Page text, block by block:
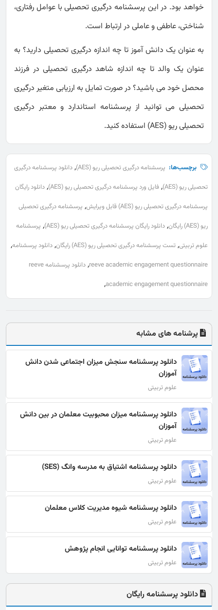
خواهد بود. در این پرسشنامه درگیری تحصیلی با عوامل رفتاری،
شناختی، عاطفی و عاملی در ارتباط است.
به عنوان یک دانش آموز تا چه اندازه درگیری تحصیلی دارید؟ به
عنوان یک والد تا چه اندازه شاهد درگیری تحصیلی در فرزند
محصل خود می باشید؟ در صورت تمایل به ارزیابی متغیر درگیری
تحصیلی می توانید از پرسشنامه استاندارد و معتبر درگیری
تحصیلی ریو (AES) استفاده کنید.
برچسب‌ها: پرسشنامه درگیری تحصیلی ریو (AES) , دانلود پرسشنامه درگیری
تحصیلی ریو (AES)
, فایل ورد پرسشنامه درگیری تحصیلی ریو (AES) , دانلود رایگان
پرسشنامه درگیری تحصیلی ریو (AES) قابل ویرایش
, پرسشنامه درگیری تحصیلی
ریو (AES) رایگان
, دانلود رایگان پرسشنامه درگیری تحصیلی ریو (AES) , پرسشنامه
علوم تربیتی, تست پرسشنامه درگیری تحصیلی ریو (AES) رایگان , دانلود پرسشنامه,
reeve academic engagement questionnaire
,
دانلود پرسشنامه reeve
academic engagement questionnaire
,
پرشنامه های مشابه
دانلود پرسشنامه سنجش میزان اجتماعی شدن دانش
آموزان
علوم تربیتی
دانلود پرسشنامه میزان محبوبیت معلمان در بین دانش
آموزان
علوم تربیتی
دانلود پرسشنامه اشتیاق به مدرسه وانگ (SES)
علوم تربیتی
دانلود پرسشنامه شیوه مدیریت کلاس معلمان
علوم تربیتی
دانلود پرسشنامه توانایی انجام پژوهش
علوم تربیتی
دانلود پرسشنامه رایگان